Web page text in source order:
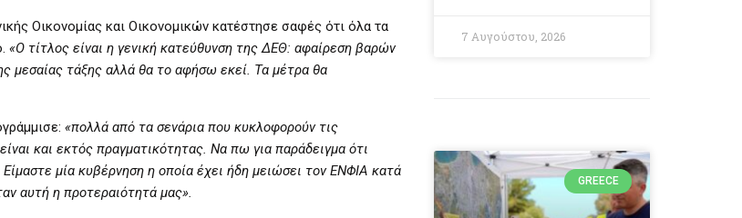
Οικονομίας και Οικονομικών κατέστησε σαφές ότι όλα τα
«Ο τίτλος είναι η γενική κατεύθυνση της ΔΕΘ: αφαίρεση βαρών
μεσαίας τάξης αλλά θα το αφήσω εκεί. Τα μέτρα θα
«πολλά από τα σενάρια που κυκλοφορούν τις
και εκτός πραγματικότητας. Να πω για παράδειγμα ότι
μία κυβέρνηση η οποία έχει ήδη μειώσει τον ΕΝΦΙΑ κατά
αυτή η προτεραιότητά μας».
7 Αυγούστου, 2026
GREECE